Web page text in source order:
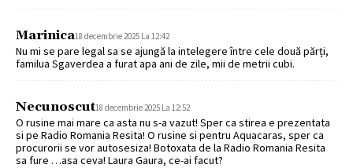
Marinica18 decembrie 2025 La 12:42
Nu mi se pare legal sa se ajungă la intelegere între cele două părți,
familua Sgaverdea a furat apa ani de zile, mii de metrii cubi.
Necunoscut18 decembrie 2025 La 12:52
O rusine mai mare ca asta nu s-a vazut! Sper ca stirea e prezentata
si pe Radio Romania Resita! O rusine si pentru Aquacaras, sper ca
procurorii se vor autosesiza! Botoxata de la Radio Romania Resita
sa fure …asa ceva! Laura Gaura, ce-ai facut?